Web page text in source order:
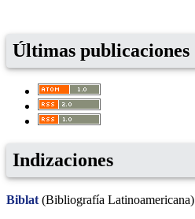
Últimas publicaciones
Indizaciones
Biblat (Bibliografía Latinoamericana)